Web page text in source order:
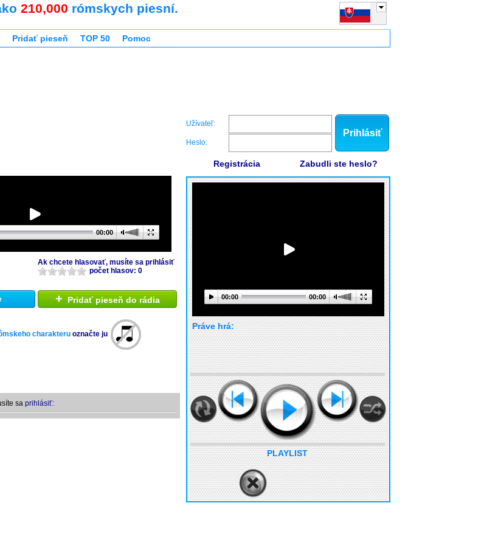
210,000 rómskych piesní.
Pridať pieseň TOP 50 Pomoc
00:00
Ak chcete hlasovať, musíte sa prihlásiť
počet hlasov: 0
+ Pridať pieseň do rádia
charakteru označte ju
sa prihlásiť:
Užívateľ:
Heslo:
Prihlásiť
Registrácia Zabudli ste heslo?
00:00 00:00
Práve hrá:
PLAYLIST